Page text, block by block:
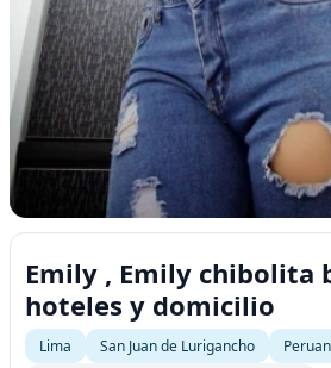
Emily , Emily chibolita
hoteles y domicilio
Lima San Juan de Lurigancho